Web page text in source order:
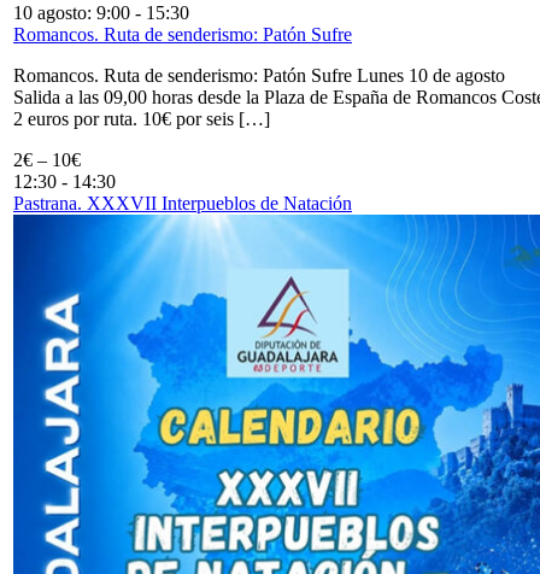
10 agosto: 9:00 - 15:30
Romancos. Ruta de senderismo: Patón Sufre
Romancos. Ruta de senderismo: Patón Sufre Lunes 10 de agosto
Salida a las 09,00 horas desde la Plaza de España de Romancos
2 euros por ruta. 10€ por seis […]
2€ – 10€
12:30 - 14:30
Pastrana. XXXVII Interpueblos de Natación